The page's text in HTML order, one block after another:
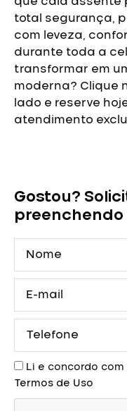
total segurança,
com leveza,
durante toda a
transformar em
moderna? Clique
lado e reserve
atendimento
Prata
Princesa
Pedrarias
quantidade
Gostou?
mail
AceiteLi e concordo com
Termos de Uso